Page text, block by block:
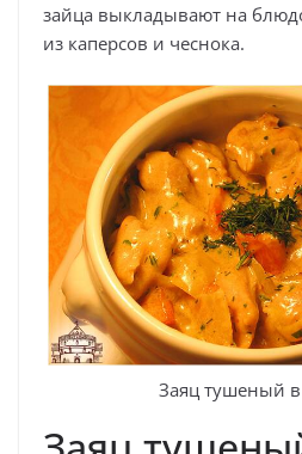
зайца выкладывают на
из каперсов и чеснока.
Заяц тушеный